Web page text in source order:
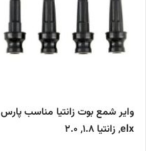
وایر شمع بوت زانتیا مناسب پارس
elx, زانتیا 1.8, 2.0